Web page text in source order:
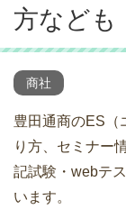
方なども
商社
豊田通商のES（
り方、セミナー
記試験・webテ
います。